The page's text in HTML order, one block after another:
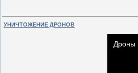
УНИЧТОЖЕНИЕ ДРОНОВ